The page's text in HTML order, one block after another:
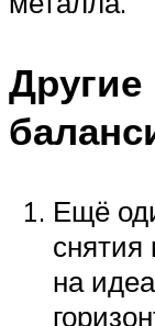
Ещё
снятия
на